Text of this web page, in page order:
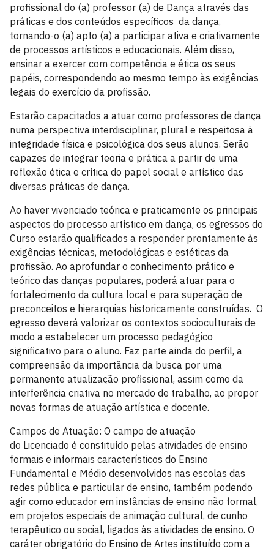
profissional do (a) professor (a) de Dança através das
práticas e dos conteúdos específicos da dança,
tornando-o (a) apto (a) a participar ativa e criativamente
de processos artísticos e educacionais. Além disso,
ensinar a exercer com competência e ética os seus
papéis, correspondendo ao mesmo tempo às exigências
legais do exercício da profissão.
Estarão capacitados a atuar como professores de dança
numa perspectiva interdisciplinar, plural e respeitosa à
integridade física e psicológica dos seus alunos. Serão
capazes de integrar teoria e prática a partir de uma
reflexão ética e crítica do papel social e artístico das
diversas práticas de dança.
Ao haver vivenciado teórica e praticamente os principais
aspectos do processo artístico em dança, os egressos do
Curso estarão qualificados a responder prontamente às
exigências técnicas, metodológicas e estéticas da
profissão. Ao aprofundar o conhecimento prático e
teórico das danças populares, poderá atuar para o
fortalecimento da cultura local e para superação de
preconceitos e hierarquias historicamente construídas. O
egresso deverá valorizar os contextos socioculturais de
modo a estabelecer um processo pedagógico
significativo para o aluno. Faz parte ainda do perfil, a
compreensão da importância da busca por uma
permanente atualização profissional, assim como da
interferência criativa no mercado de trabalho, ao propor
novas formas de atuação artística e docente.
Campos de Atuação: O campo de atuação
do Licenciado é constituído pelas atividades de ensino
formais e informais característicos do Ensino
Fundamental e Médio desenvolvidos nas escolas das
redes pública e particular de ensino, também podendo
agir como educador em instâncias de ensino não formal,
em projetos especiais de animação cultural, de cunho
terapêutico ou social, ligados às atividades de ensino. O
caráter obrigatório do Ensino de Artes instituído com a